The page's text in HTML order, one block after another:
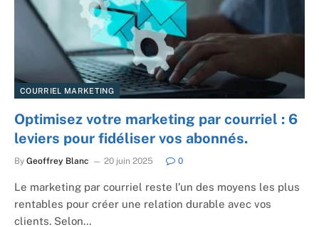
COURRIEL MARKETING
Optimisez votre marketing par courriel : 6
leviers pour fidéliser vos abonnés.
By Geoffrey Blanc 20 juin 2025 0
Le marketing par courriel reste l’un des moyens les plus
rentables pour créer une relation durable avec vos
clients. Selon…